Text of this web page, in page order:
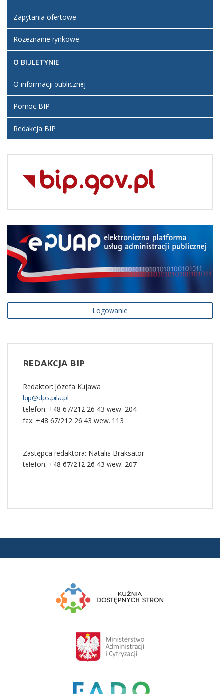
Zapytania ofertowe
Rozeznanie rynkowe
O BIULETYNIE
O informacji publicznej
Pomoc BIP
Redakcja BIP
Logowanie
REDAKCJABIP
Redaktor: Józefa Kujawa
bip@dps.pila.pl
telefon: +48 67/212 26 43 wew. 204
fax: +48 67/212 26 43 wew. 113
Zastępca redaktora: Natalia Braksator
telefon: +48 67/212 26 43 wew. 207